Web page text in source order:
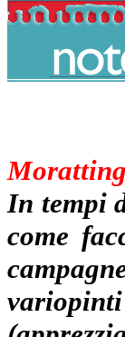
Moratting
In tempi
come